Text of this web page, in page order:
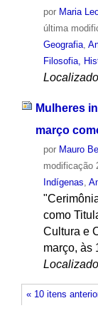
por Maria
última
Geografia,
Filosofia,
Mulheres
março
por Mauro
modificação
Indígenas,
como
Cultura e
março, às
« 10 itens